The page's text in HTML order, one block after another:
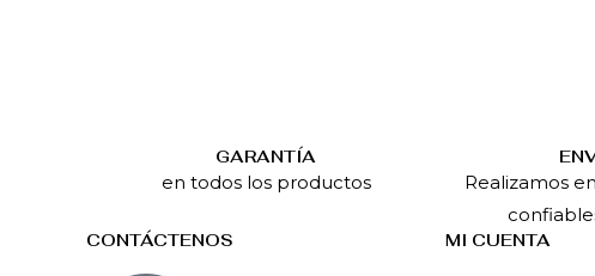
GARANTÍA
en todos los productos
Realizamos
CONTÁCTENOS MI CUENTA